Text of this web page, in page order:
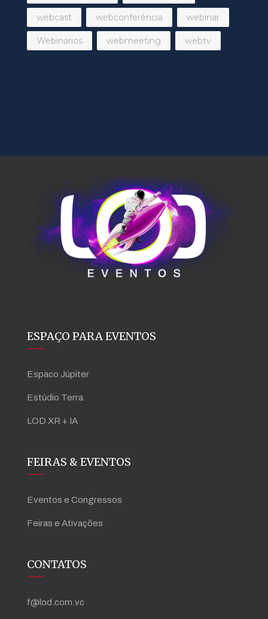
webcast webconferência webinar
Webinários webmeeting webtv
ESPAÇO PARA EVENTOS
Espaco Júpiter
Estúdio Terra
LOD XR + IA
FEIRAS & EVENTOS
Eventos e Congressos
Feiras e Ativações
CONTATOS
f@lod.com.vc